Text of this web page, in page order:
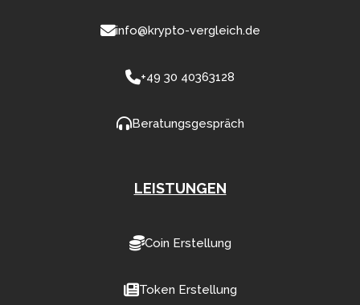
info@krypto-vergleich.de
+49 30 40363128
Beratungsgespräch
LEISTUNGEN
Coin Erstellung
Token Erstellung